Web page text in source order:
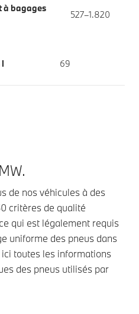
à bagages
527–1.820
l 69
de nos véhicules à des
critères de qualité
qui est légalement requis
uniforme des pneus dans
ici toutes les informations
des pneus utilisés par